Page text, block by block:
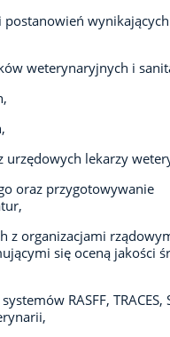
weterynaryjnych i
urzędowych lekarzy
oraz przygotowywanie
z organizacjami
się oceną jakości
RASFF, TRACES,